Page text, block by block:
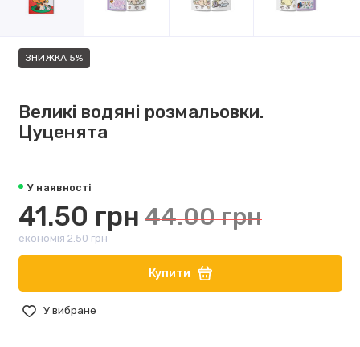
ЗНИЖКА 5%
Великі водяні розмальовки.
Цуценята
У наявності
41.50 грн 44.00 грн
економія 2.50 грн
Купити
У вибране